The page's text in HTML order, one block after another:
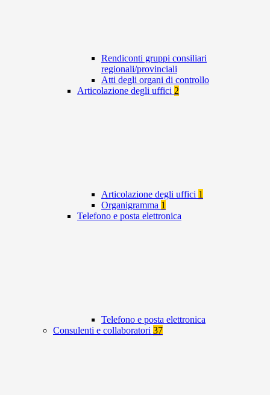
Rendiconti gruppi consiliari
regionali/provinciali
Atti degli organi di controllo
Articolazione degli uffici 2
Articolazione degli uffici 1
Organigramma 1
Telefono e posta elettronica
Telefono e posta elettronica
Consulenti e collaboratori 37